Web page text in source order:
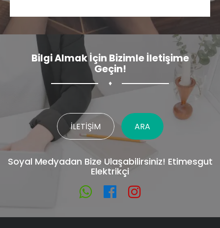
Bilgi Almak İçin Bizimle İletişime
Geçin!
♦
İLETIŞIM ARA
Soyal Medyadan Bize Ulaşabilirsiniz! Etimesgut
Elektrikçi